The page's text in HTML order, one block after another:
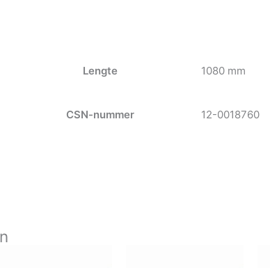
Lengte 1080 mm
CSN-nummer 12-0018760